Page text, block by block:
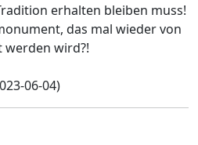
erhalten bleiben muss!
das mal wieder von
wird?!
06-04)